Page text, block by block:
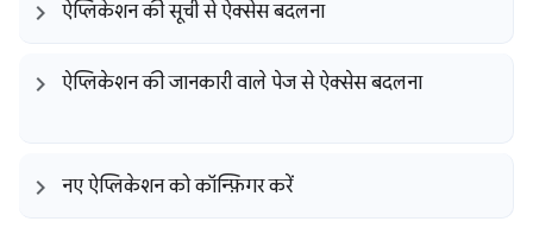
ऐप्लिकेशन की सूची से ऐक्सेस बदलना
ऐप्लिकेशन की जानकारी वाले पेज से ऐक्सेस बदलना
नए ऐप्लिकेशन को कॉन्फ़िगर करें